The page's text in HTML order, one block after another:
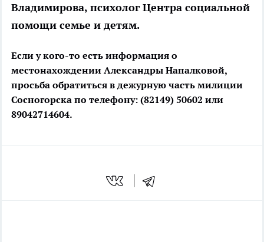
Владимирова, психолог Центра социальной
помощи семье и детям.
Если у кого-то есть информация о
местонахождении Александры Напалковой,
просьба обратиться в дежурную часть милиции
Сосногорска по телефону: (82149) 50602 или
89042714604.